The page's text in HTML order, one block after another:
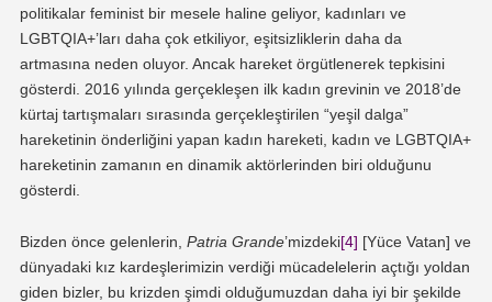
politikalar feminist bir mesele haline geliyor, kadınları ve
LGBTQIA+’ları daha çok etkiliyor, eşitsizliklerin daha da
artmasına neden oluyor. Ancak hareket örgütlenerek tepkisini
gösterdi. 2016 yılında gerçekleşen ilk kadın grevinin ve 2018’de
kürtaj tartışmaları sırasında gerçekleştirilen “yeşil dalga”
hareketinin önderliğini yapan kadın hareketi, kadın ve LGBTQIA+
hareketinin zamanın en dinamik aktörlerinden biri olduğunu
gösterdi.
Bizden önce gelenlerin, Patria Grande’mizdeki[4] [Yüce Vatan] ve
dünyadaki kız kardeşlerimizin verdiği mücadelelerin açtığı yoldan
giden bizler, bu krizden şimdi olduğumuzdan daha iyi bir şekilde